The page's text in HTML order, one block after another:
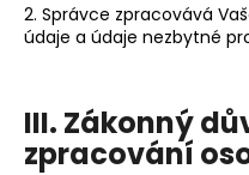
2. Správce zpracovává
údaje a údaje nezbytné
III. Zákonný
zpracování